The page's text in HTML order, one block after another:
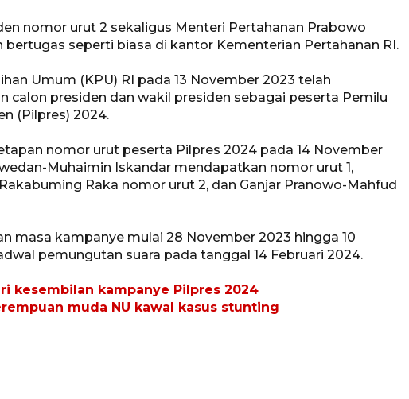
nomor urut 2 sekaligus Menteri Pertahanan Prabowo
seperti biasa di kantor Kementerian Pertahanan RI.
Umum (KPU) RI pada 13 November 2023 telah
calon presiden dan wakil presiden sebagai peserta Pemilu
(Pilpres) 2024.
nomor urut peserta Pilpres 2024 pada 14 November
Muhaimin Iskandar mendapatkan nomor urut 1,
Raka nomor urut 2, dan Ganjar Pranowo-Mahfud
masa kampanye mulai 28 November 2023 hingga 10
pemungutan suara pada tanggal 14 Februari 2024.
kesembilan kampanye Pilpres 2024
muda NU kawal kasus stunting